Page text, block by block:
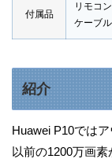
付属品
リモコ
ケーブ
紹介
Huawei P10では
以前の1200万画素